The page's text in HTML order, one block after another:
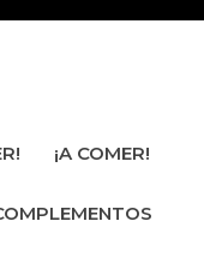
¡A COMER!